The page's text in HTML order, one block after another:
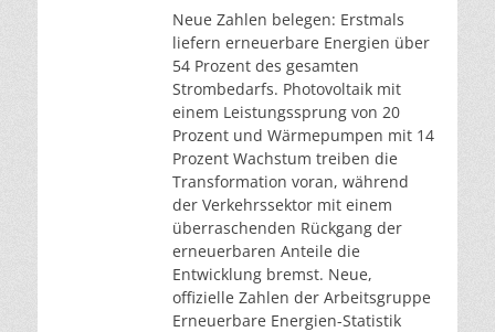
Neue Zahlen belegen: Erstmals
liefern erneuerbare Energien über
54 Prozent des gesamten
Strombedarfs. Photovoltaik mit
einem Leistungssprung von 20
Prozent und Wärmepumpen mit 14
Prozent Wachstum treiben die
Transformation voran, während
der Verkehrssektor mit einem
überraschenden Rückgang der
erneuerbaren Anteile die
Entwicklung bremst. Neue,
offizielle Zahlen der Arbeitsgruppe
Erneuerbare Energien-Statistik